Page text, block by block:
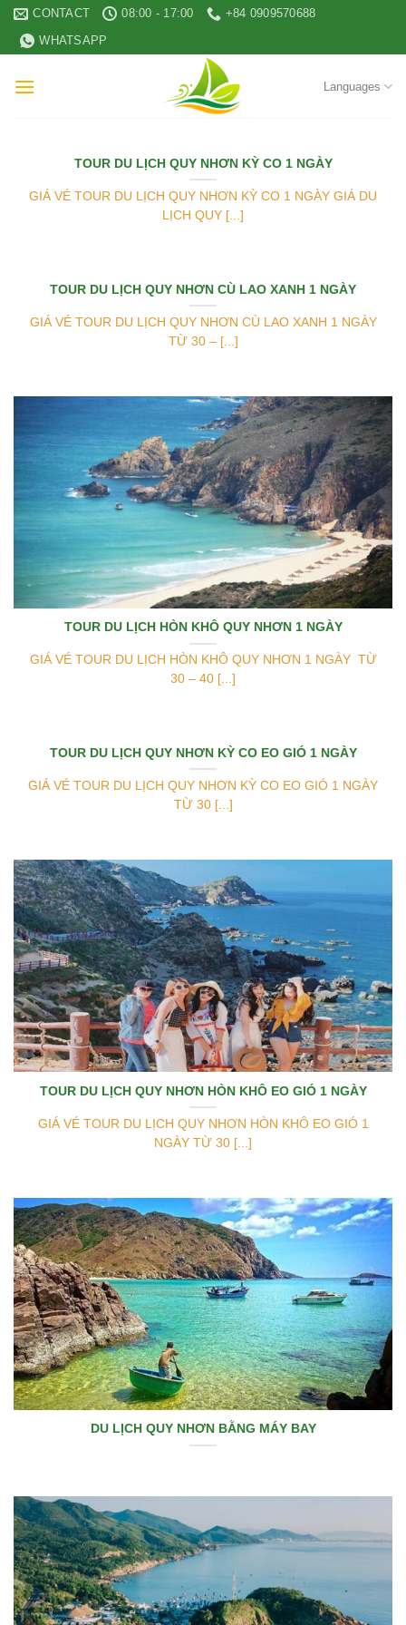
Skip
content
CONTACT 08:00 - 17:00
+84 0909570688
WHATSAPP
Languages
TOUR DU LỊCH QUY NHƠN KỲ CO 1 NGÀY
GIÁ VÉ TOUR DU LỊCH QUY NHƠN KỲ CO 1 NGÀY GIÁ DU
LỊCH QUY [...]
TOUR DU LỊCH QUY NHƠN CÙ LAO XANH 1 NGÀY
GIÁ VÉ TOUR DU LỊCH QUY NHƠN CÙ LAO XANH 1 NGÀY
TỪ 30 – [...]
TOUR DU LỊCH HÒN KHÔ QUY NHƠN 1 NGÀY
GIÁ VÉ TOUR DU LỊCH HÒN KHÔ QUY NHƠN 1 NGÀY TỪ
30 – 40 [...]
TOUR DU LỊCH QUY NHƠN KỲ CO EO GIÓ 1 NGÀY
GIÁ VÉ TOUR DU LỊCH QUY NHƠN KỲ CO EO GIÓ 1 NGÀY
TỪ 30 [...]
TOUR DU LỊCH QUY NHƠN HÒN KHÔ EO GIÓ 1 NGÀY
GIÁ VÉ TOUR DU LỊCH QUY NHƠN HÒN KHÔ EO GIÓ 1
NGÀY TỪ 30 [...]
DU LỊCH QUY NHƠN BẰNG MÁY BAY